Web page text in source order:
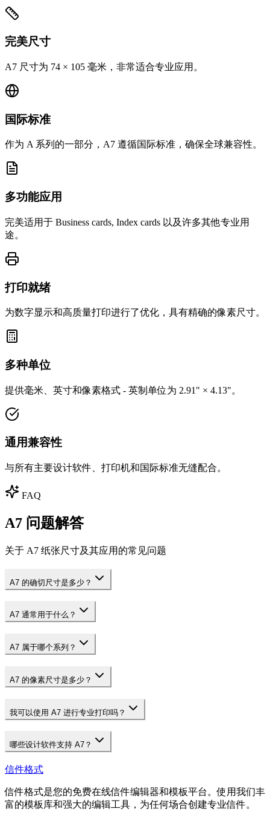
完美尺寸
A7 尺寸为 74 × 105 毫米，非常适合专业应用。
国际标准
作为 A 系列的一部分，A7 遵循国际标准，确保全球兼容性。
多功能应用
完美适用于 Business cards, Index cards 以及许多其他专业用
途。
打印就绪
为数字显示和高质量打印进行了优化，具有精确的像素尺寸。
多种单位
提供毫米、英寸和像素格式 - 英制单位为 2.91" × 4.13"。
通用兼容性
与所有主要设计软件、打印机和国际标准无缝配合。
FAQ
A7 问题解答
关于 A7 纸张尺寸及其应用的常见问题
A7 的确切尺寸是多少？
A7 通常用于什么？
A7 属于哪个系列？
A7 的像素尺寸是多少？
我可以使用 A7 进行专业打印吗？
哪些设计软件支持 A7？
信件格式
信件格式是您的免费在线信件编辑器和模板平台。使用我们丰
富的模板库和强大的编辑工具，为任何场合创建专业信件。